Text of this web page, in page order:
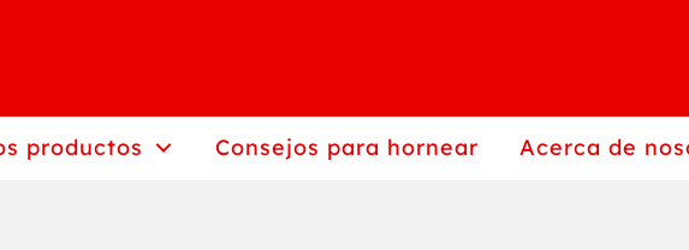
productos Consejos para hornear Acerca de